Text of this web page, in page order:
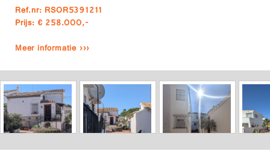
Ref.nr: RSOR5391211
Prijs: € 258.000,-
Meer informatie ›››